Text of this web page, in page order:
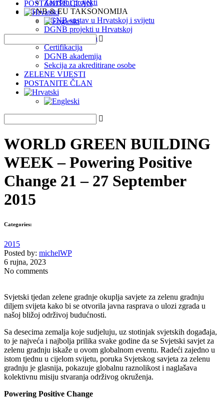
Završeni projekti
DGNB & EU TAKSONOMIJA
DGNB sustav u Hrvatskoj i svijetu
DGNB projekti u Hrvatskoj
EU Taksonomija
Certifikacija
DGNB akademija
Sekcija za akreditirane osobe
ZELENE VIJESTI
POSTANITE ČLAN
POSTANITE ČLAN
WORLD GREEN BUILDING
WEEK – Powering Positive
Change 21 – 27 September
2015
Categories:
2015
Posted by: michelWP
6 rujna, 2023
No comments
Svjetski tjedan zelene gradnje okuplja savjete za zelenu gradnju
diljem svijeta kako bi se otvorila javna rasprava o ulozi zgrada u
našoj bližoj održivoj budućnosti.
Sa desecima zemalja koje sudjeluju, uz stotinjak svjetskih događaja,
to je najveća i najbolja prilika svake godine da se Svjetski savjet za
zelenu gradnju iskaže u ovom globalnom eventu. Radeći zajedno u
istom tjednu u cijelom svijetu, poruka Svjetskog savjeta za zelenu
gradnju je glasnija, pokazuje globalnu raznolikost i naglašava
kolektivnu misiju stvaranja održivog okruženja.
Powering Positive Change